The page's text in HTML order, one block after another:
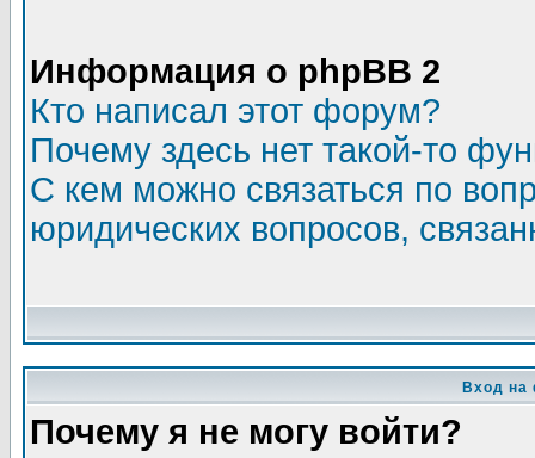
Информация о phpBB 2
Кто написал этот форум?
Почему здесь нет такой-то
С кем можно связаться по
юридических вопросов,
Вход на
Почему я не могу войти?